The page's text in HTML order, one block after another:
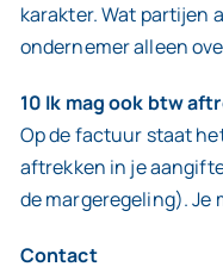
karakter. Wat partijen
ondernemer alleen
10 Ik mag ook btw
Op de factuur staat
aftrekken in je
de margeregeling).
Contact